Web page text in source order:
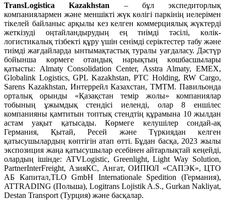
TransLogistica Kazakhstan – бұл экспедиторлық
компаниялармен және меншікті жүк көлігі паркінің иелерімен
тікелей байланыс арқылы кез келген коммерциялық жүктерді
жеткізуді оңтайландырудың ең тиімді тәсілі, көлік-
логистикалық тізбекті құру үшін сенімді серіктестер табу және
тиімді жағдайларда ынтымақтастық туралы уағдаласу. Дәстүр
бойынша көрмеге отандық нарықтың көшбасшылары
қатысты: Almaty Consolidation Center, Asstra Almaty, EMEX,
Globalink Logistics, GPL Kazakhstan, PTC Holding, RW Cargo,
Sarens Kazakhstan, Интеррейл Казахстан, ТМТМ. Павильонда
орталық орынды «Қазақстан темір жолы» компаниялар
тобының ұжымдық стендісі иеленді, олар 8 еншілес
компанияны қамтитын топтық стендтің құрамына 10 жылдан
астам уақыт қатысады. Көрмеге келушілер сондай-ақ
Германия, Қытай, Ресей және Түркиядан келген
қатысушылардың көптігін атап өтті. Бұдан басқа, 2023 жылы
экспозиция жаңа қатысушылар есебінен айтарлықтай кеңейді,
олардың ішінде: ATVLogistic, Greenlight, Light Way Solution,
PartnerInterFreight, АзияКС, Ангат, ОИПЮЛ «САПЭК», ЦТО
АБ Капитал,TLO GmbH Internationale Spedition (Германия),
ATTRADING (Польша), Logitrans Lojistik A.S., Gurkan Nakliyat,
Destan Transport (Турция) және басқалар.